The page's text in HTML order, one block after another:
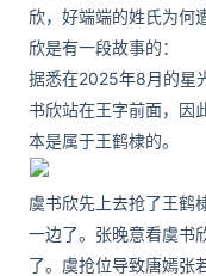
欣，好端端的姓氏为何
欣是有一段故事的：
据悉在2025年8月的星
书欣站在王字前面，因
本是属于王鹤棣的。
虞书欣先上去抢了王鹤
一边了。张晚意看虞书
了。虞抢位导致唐嫣张